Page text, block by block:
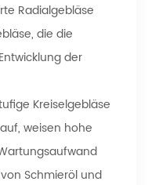
Radialgebläse
die die
der
Kreiselgebläse
weisen hohe
Schmieröl und